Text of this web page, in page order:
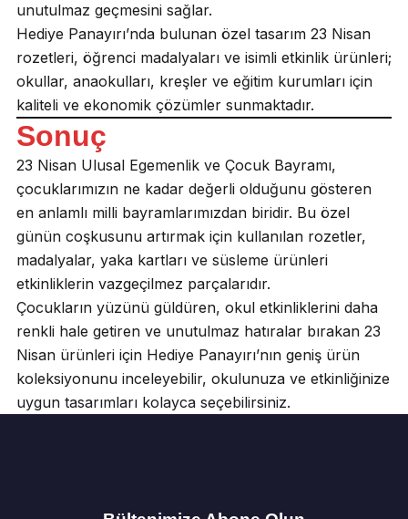
unutulmaz geçmesini sağlar.
Hediye Panayırı’nda bulunan özel tasarım 23 Nisan
rozetleri, öğrenci madalyaları ve isimli etkinlik ürünleri;
okullar, anaokulları, kreşler ve eğitim kurumları için
kaliteli ve ekonomik çözümler sunmaktadır.
Sonuç
23 Nisan Ulusal Egemenlik ve Çocuk Bayramı,
çocuklarımızın ne kadar değerli olduğunu gösteren
en anlamlı milli bayramlarımızdan biridir. Bu özel
günün coşkusunu artırmak için kullanılan rozetler,
madalyalar, yaka kartları ve süsleme ürünleri
etkinliklerin vazgeçilmez parçalarıdır.
Çocukların yüzünü güldüren, okul etkinliklerini daha
renkli hale getiren ve unutulmaz hatıralar bırakan 23
Nisan ürünleri için Hediye Panayırı’nın geniş ürün
koleksiyonunu inceleyebilir, okulunuza ve etkinliğinize
uygun tasarımları kolayca seçebilirsiniz.